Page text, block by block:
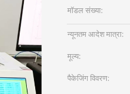
मॉडल संख्या:
न्यूनतम आदेश मात्रा:
मूल्य:
पैकेजिंग विवरण: